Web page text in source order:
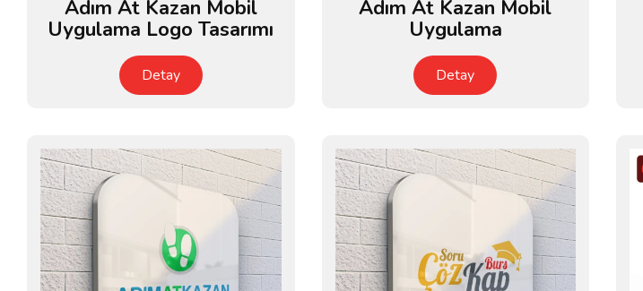
Adım At Kazan Mobil
Uygulama Logo Tasarımı
Detay
Adım At Kazan Mobil
Uygulama
Detay